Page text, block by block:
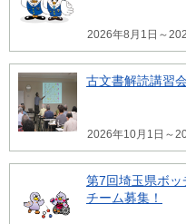
2026年8月1日～
古文書解読講習
2026年10月1日～
第7回埼玉県ボ
チーム募集！